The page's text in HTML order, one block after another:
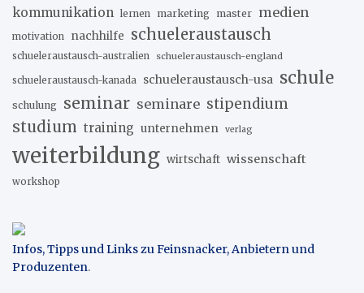
kommunikation lernen marketing master medien
motivation nachhilfe schueleraustausch
schueleraustausch-australien schueleraustausch-england
schueleraustausch-kanada schueleraustausch-usa schule
schulung seminar seminare stipendium
studium training unternehmen verlag
weiterbildung wirtschaft wissenschaft
workshop
Infos, Tipps und Links zu Feinsnacker, Anbietern und
Produzenten.